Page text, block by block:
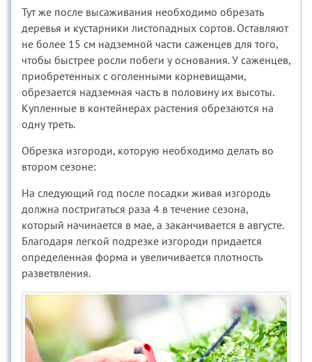
Тут же после высаживания необходимо обрезать
деревья и кустарники листопадных сортов. Оставляют
не более 15 см надземной части саженцев для того,
чтобы быстрее росли побеги у основания. У саженцев,
приобретенных с оголенными корневищами,
обрезается надземная часть в половину их высоты.
Купленные в контейнерах растения обрезаются на
одну треть.
Обрезка изгороди, которую необходимо делать во
втором сезоне:
На следующий год после посадки живая изгородь
должна постригаться раза 4 в течение сезона,
который начинается в мае, а заканчивается в августе.
Благодаря легкой подрезке изгороди придается
определенная форма и увеличивается плотность
разветвления.